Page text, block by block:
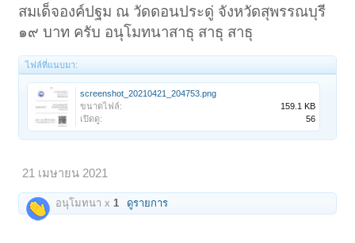
สมเด็จองค์ปฐม ณ วัดดอนประดู่ จังหวัดสุพรรณบุรี
๑๙ บาท ครับ อนุโมทนาสาธุ สาธุ สาธุ
ไฟล์ที่แนบมา:
screenshot_20210421_204753.png
ขนาดไฟล์:
159.1 KB
เปิดดู:
56
21 เมษายน 2021
อนุโมทนา x 1 ดูรายการ